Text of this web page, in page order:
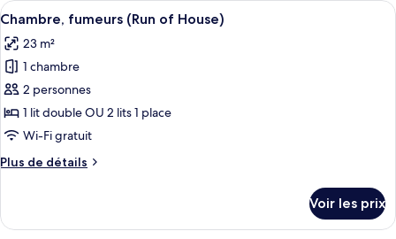
(Run
of
House)
de
Chambre,
non-
(Run
of
House)
Afficher
toutes
les
photos
pour
ce
type
chambre :
(Run
Couette en duvet d'oie, coffres-forts
7
Chambre, fumeurs (Run of House)
23 m²
1 chambre
2 personnes
1 lit double OU 2 lits 1 place
Wi-Fi gratuit
Plus de détails
Plus
le
Voir les prix